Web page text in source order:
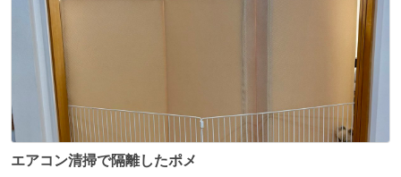
エアコン清掃で隔離したポメ